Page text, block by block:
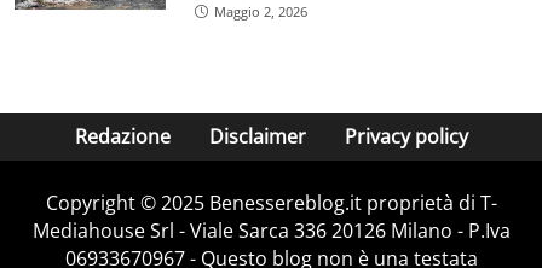
Maggio 2, 2026
Redazione Disclaimer Privacy policy
Copyright © 2025 Benessereblog.it proprietà di T-
Mediahouse Srl - Viale Sarca 336 20126 Milano - P.Iva
06933670967 - Questo blog non è una testata